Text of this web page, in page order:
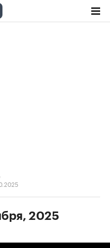
2025